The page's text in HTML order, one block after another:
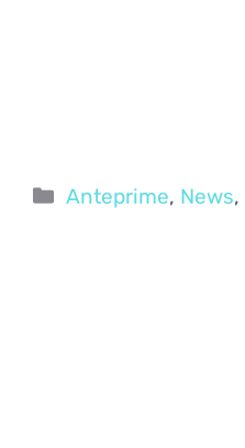
Categorie
Anteprime, News,